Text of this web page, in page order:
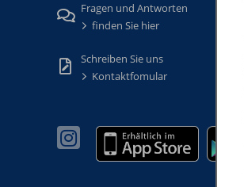
Fragen und Antworten
finden Sie hier
Schreiben Sie uns
Kontaktfomular